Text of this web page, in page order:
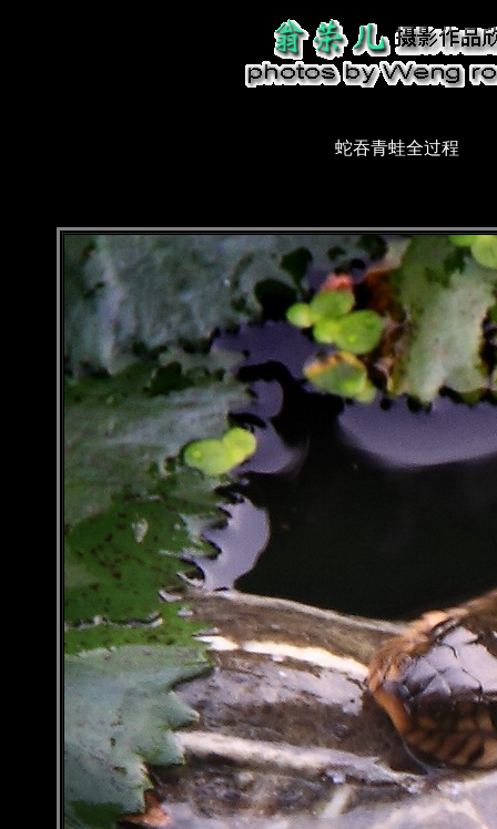
蛇吞青蛙全过程